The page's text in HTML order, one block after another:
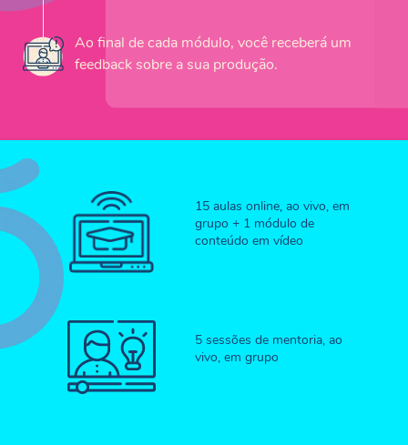
Ao final de cada módulo, você receberá um
feedback sobre a sua produção.
15 aulas online, ao vivo, em
grupo + 1 módulo de
conteúdo em vídeo
5 sessões de mentoria, ao
vivo, em grupo